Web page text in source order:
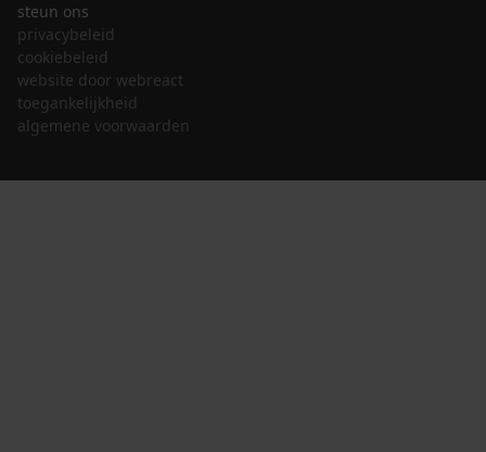
steun ons
privacybeleid
cookiebeleid
website door webreact
toegankelijkheid
algemene voorwaarden